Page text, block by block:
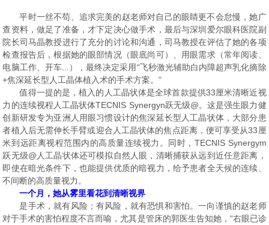
平时一丝不苟、追求完美的赵老师对自己的眼睛更不会怠慢，她广
查资料，做足了准备，才下定决心做手术，最后与深圳爱尔眼科医院副
院长司马晶教授进行了充分的讨论和沟通，司马教授在评估了她的各项
检查报告后，根据她的眼部情况（眼底尚可）、用眼需求（常年阅读、
电脑工作、开车...），最终决定采用“飞秒激光辅助白内障超声乳化摘除
+焦深延长型人工晶体植入术的手术方案。”
值得一提的是，植入的人工晶状体是全球首款提供33厘米清晰近视
力的连续视程人工晶状体TECNIS Synergyn跃无级@。这是强生眼力健
创新研发专为亚洲人用眼习惯设计的焦深延长型人工晶状体，大部分患
者植入后无需伸长手臂或迎合人工晶状体的焦点距离，便可享受从33厘
米到远距离视程范围内的高质量连续视力。同时，TECNIS Synergym
跃无级@人工晶状体还可模拟自然人眼，清晰捕获从远到近任意距离，
即使在暗光条件下，也能提供优质的暗视力，给予患者全天候的连续、
不间断的高质量视力。
一个月，她从雾里看花到清晰视界
是手术，就有风险；有风险，就有恐惧和害怕。一向谨慎的赵老师
对于手术的害怕程度不言而喻，尤其是管床的郭医生告知她，“右眼已诊